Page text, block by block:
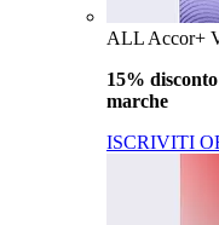
ALL Accor+
15%
marche
ISCRIVITI